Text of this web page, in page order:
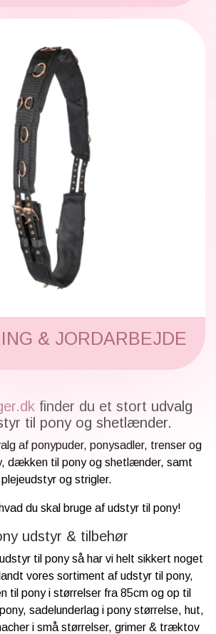
& JORDARBEJDE
finder du et stort udvalg
til pony og shetlænder.
af ponypuder, ponysadler, trenser og
dækken til pony og shetlænder, samt
plejeudstyr og strigler.
du skal bruge af udstyr til pony!
udstyr & tilbehør
til pony så har vi helt sikkert noget
vores sortiment af udstyr til pony,
til pony i størrelser fra 85cm og op til
sadelunderlag i pony størrelse, hut,
i små størrelser, grimer & træktov